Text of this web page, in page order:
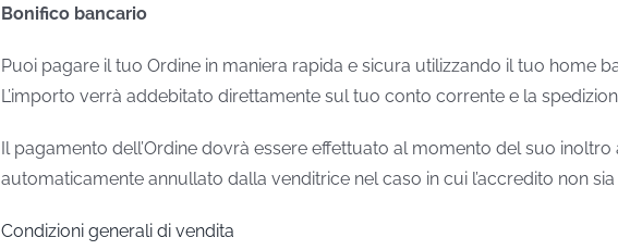
Bonifico bancario
Puoi pagare il tuo Ordine in maniera rapida e sicura utilizzando il tuo home
L’importo verrà addebitato direttamente sul tuo conto corrente e la
Il pagamento dell’Ordine dovrà essere effettuato al momento del suo
automaticamente annullato dalla venditrice nel caso in cui l’accredito non
Condizioni generali di vendita